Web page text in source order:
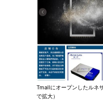
Tmallにオープンしたルネ
で拡大）